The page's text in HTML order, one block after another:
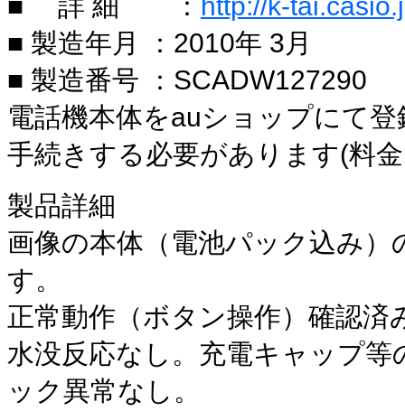
■ 製造年月 ：2010年 3月
■ 製造番号 ：SCADW127290
電話機本体をauショップにて
手続きする必要があります(料
製品詳細
画像の本体（電池パック込み
す。
正常動作（ボタン操作）確認済
水没反応なし。充電キャップ
ック異常なし。